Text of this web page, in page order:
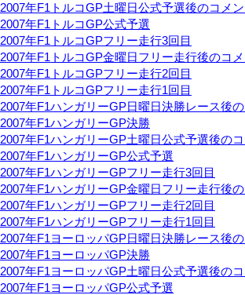
2007年F1トルコGP土曜日公式予選後のコメ
2007年F1トルコGP公式予選
2007年F1トルコGPフリー走行3回目
2007年F1トルコGP金曜日フリー走行後のコ
2007年F1トルコGPフリー走行2回目
2007年F1トルコGPフリー走行1回目
2007年F1ハンガリーGP日曜日決勝レース後
2007年F1ハンガリーGP決勝
2007年F1ハンガリーGP土曜日公式予選後の
2007年F1ハンガリーGP公式予選
2007年F1ハンガリーGPフリー走行3回目
2007年F1ハンガリーGP金曜日フリー走行後
2007年F1ハンガリーGPフリー走行2回目
2007年F1ハンガリーGPフリー走行1回目
2007年F1ヨーロッパGP日曜日決勝レース後
2007年F1ヨーロッパGP決勝
2007年F1ヨーロッパGP土曜日公式予選後の
2007年F1ヨーロッパGP公式予選